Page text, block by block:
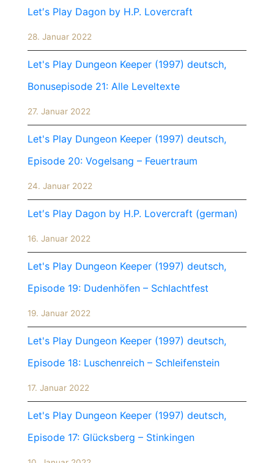
Let′s Play Dagon by H.P. Lovercraft
28. Januar 2022
Let's Play Dungeon Keeper (1997) deutsch,
Bonusepisode 21: Alle Leveltexte
27. Januar 2022
Let's Play Dungeon Keeper (1997) deutsch,
Episode 20: Vogelsang – Feuertraum
24. Januar 2022
Let′s Play Dagon by H.P. Lovercraft (german)
16. Januar 2022
Let's Play Dungeon Keeper (1997) deutsch,
Episode 19: Dudenhöfen – Schlachtfest
19. Januar 2022
Let's Play Dungeon Keeper (1997) deutsch,
Episode 18: Luschenreich – Schleifenstein
17. Januar 2022
Let's Play Dungeon Keeper (1997) deutsch,
Episode 17: Glücksberg – Stinkingen